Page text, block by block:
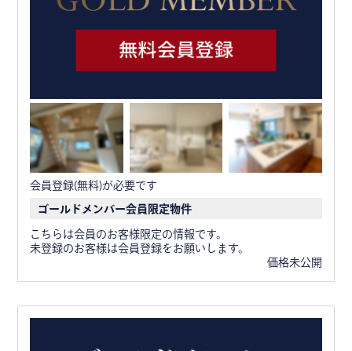
会員登録(無料)が必要です
ゴールドメンバー会員限定物件
こちらは会員のお客様限定の情報です。
未登録のお客様は会員登録をお願いします。
価格未公開